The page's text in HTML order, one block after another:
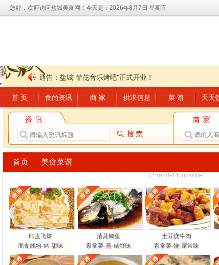
您好，欢迎访问盐城美食网！ 今天是：2026年8月7日 星期五
通告：盐城“菲芘音乐烤吧”正式开业！
通告：月光码头咖啡会所会员五一充值有豪礼
通告：盐城“菲芘音乐烤吧”正式开业！
通告：月光码头咖啡会所会员五一充值有豪礼
首 页 食尚资讯 商 家 供求信息 菜 谱 天天
首页 美食菜谱
#= render 'foods/filter'
印度飞饼
面食线粉-烤-甜味
清蒸鲫鱼
家常菜-蒸-咸鲜味
土豆烧牛肉
家常菜-烧-家常味